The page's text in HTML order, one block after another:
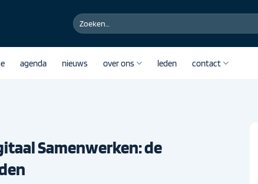
Zoeken
naar:
agenda nieuws over ons leden contact
Samenwerken: de